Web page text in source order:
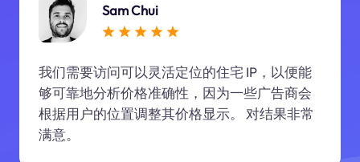
Sam Chui
我们需要访问可以灵活定位的住宅 IP，以便能
够可靠地分析价格准确性，因为一些广告商会
根据用户的位置调整其价格显示。 对结果非常
满意。